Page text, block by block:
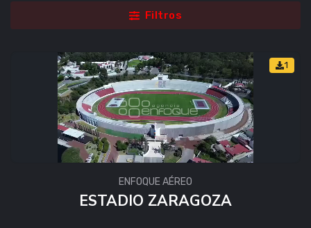
Filtros
1
ENFOQUE AÉREO
ESTADIO ZARAGOZA